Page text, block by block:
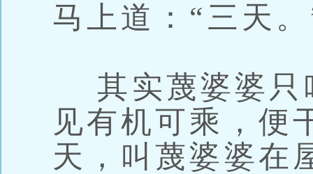
马上道：“三天
其实蔑婆婆只
见有机可乘，便
天，叫蔑婆婆在